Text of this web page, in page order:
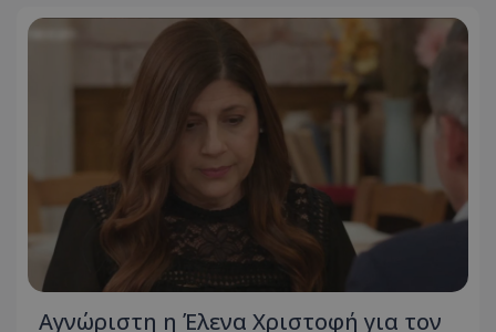
Αγνώριστη η Έλενα Χριστοφή για τον